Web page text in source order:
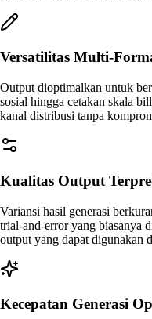
Versatilitas Multi-
Output dioptimalkan untuk
sosial hingga cetakan skala
kanal distribusi tanpa
Kualitas Output
Variansi hasil generasi
trial-and-error yang biasanya
output yang dapat digunakan
Kecepatan Generasi